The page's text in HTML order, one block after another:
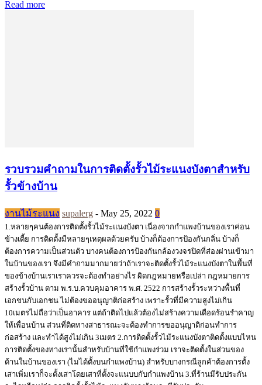
Read more
รวบรวมคำถามในการติดตั้งรั้วไม้ระแนงบังตาสำหรับ
รั้วข้างบ้าน
งานไม้ระแนง supalerg - May 25, 2022 0
1.หลายๆคนต้องการติดตั้งรั้วไม้ระแนงบังตา เนื่องจากกำแพงบ้านของเราค่อน
ข้างเตี้ย การติดตั้งมีหลายๆเหตุผลด้วยครับ บ้างก็ต้องการป้องกันกลิ่น บ้างก็
ต้องการความเป็นส่วนตัว บางคนต้องการป้องกันกล้องวงจรปิดที่ส่องผ่านเข้ามา
ในบ้านของเรา จึงมีคำถามมากมายว่าถ้าเราจะติดตั้งรั้วไม้ระแนงบังตาในพื้นที่
ของข้างบ้านเราเราควรจะต้องทำอย่างไร ผิดกฎหมายหรือเปล่า กฎหมายการ
สร้างรั้วบ้าน ตาม พ.ร.บ.ควบคุมอาคาร พ.ศ. 2522 การสร้างรั้วระหว่างพื้นที่
เอกชนกับเอกชน ไม่ต้องขออนุญาติก่อสร้าง เพราะรั้วที่มีความสูงไม่เกิน
10เมตรไม่ถือว่าเป็นอาคาร แต่ถ้าติดไปแล้วต้องไม่สร้างความเดือดร้อนรำคาญ
ให้เพื่อนบ้าน ส่วนที่ติดทางสาธารณะจะต้องทำการขออนุญาติก่อนทำการ
ก่อสร้าง และทำได้สูงไม่เกิน 3เมตร 2.การติดตั้งรั้วไม้ระแนงบังตาติดตั้งแบบไหน
การติดตั้งของทางเรานั้นสำหรับบ้านที่ใช้กำแพงร่วม เราจะติดตั้งในส่วนของ
ด้านในบ้านของเรา (ไม่ได้ตั้งบนกำแพงบ้าน) สำหรับบางกรณีลูกค้าต้องการตั้ง
เสาเพิ่มเราก็จะตั้งเสาโดยเสาที่ตั้งจะแนบบกับกำแพงบ้าน 3.ที่ร้านมีรับประกัน